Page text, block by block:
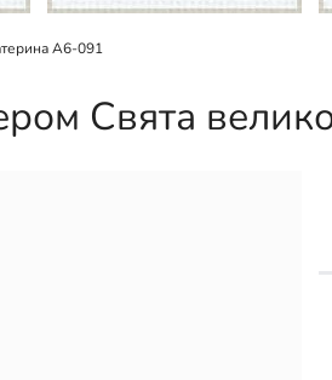
А6-091
Свята